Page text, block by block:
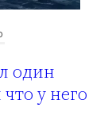
один
у него